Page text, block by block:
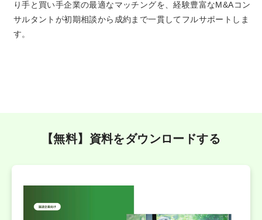
り手と買い手企業の最適なマッチングを、経験豊富なM&Aコン
サルタントが初期相談から成約まで一貫してフルサポートしま
す。
【無料】資料をダウンロードする